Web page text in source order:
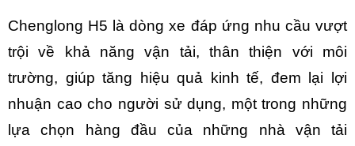
Chenglong H5 là dòng xe đáp ứng nhu cầu vượt
trội về khả năng vận tải, thân thiện với môi
trường, giúp tăng hiệu quả kinh tế, đem lại lợi
nhuận cao cho người sử dụng, một trong những
lựa chọn hàng đầu của những nhà vận tải